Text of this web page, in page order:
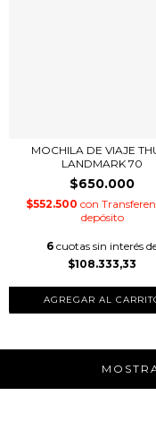
MOCHILA DE VIAJE
LANDMARK 70
$650.000
$552.500 con
depósito
6 cuotas sin interés
$108.333,33